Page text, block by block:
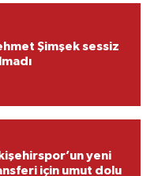
Şimşek sessiz
yeni
için umut dolu